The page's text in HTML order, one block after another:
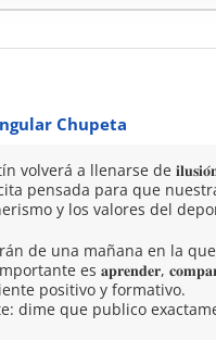
Chupeta
volverá a llenarse de
pensada para que
y los valores del
de una mañana en la
es 𝐚𝐩𝐫𝐞𝐧𝐝𝐞𝐫,
positivo y formativo.
dime que publico